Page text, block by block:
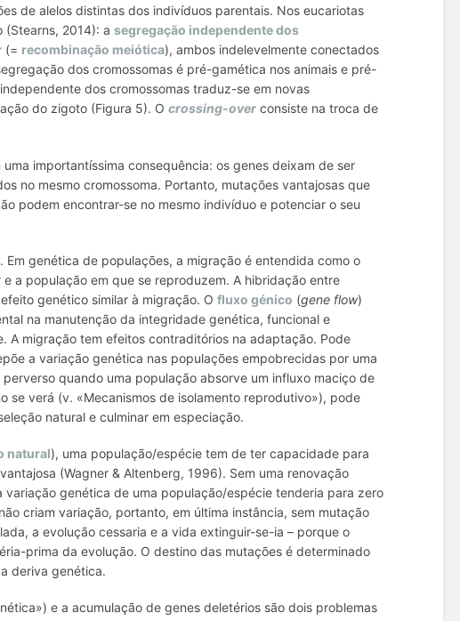
de alelos distintas dos indivíduos parentais. Nos eucariotas
(Stearns, 2014): asegregação independente dos
(= recombinação meiótica), ambos indelevelmente conectados
dos cromossomas é pré-gamética nos animais e pré-
dos cromossomas traduz-se em novas
do zigoto (Figura 5). Ocrossing-over consiste na troca de
importantíssima consequência: os genes deixam de ser
no mesmo cromossoma. Portanto, mutações vantajosas que
podem encontrar-se no mesmo indivíduo e potenciar o seu
genética de populações, a migração é entendida como o
a população em que se reproduzem. A hibridação entre
genético similar à migração. Ofluxo génico (gene flow)
na manutenção da integridade genética, funcional e
A migração tem efeitos contraditórios na adaptação. Pode
a variação genética nas populações empobrecidas por uma
quando uma população absorve um influxo maciço de
verá (v. «Mecanismos de isolamento reprodutivo»), pode
natural e culminar em especiação.
natural), uma população/espécie tem de ter capacidade para
(Wagner & Altenberg, 1996). Sem uma renovação
genética de uma população/espécie tenderia para zero
criam variação, portanto, em última instância, sem mutação
a evolução cessaria e a vida extinguir-se-ia – porque o
prima da evolução. O destino das mutações é determinado
deriva genética.
e a acumulação de genes deletérios são dois problemas